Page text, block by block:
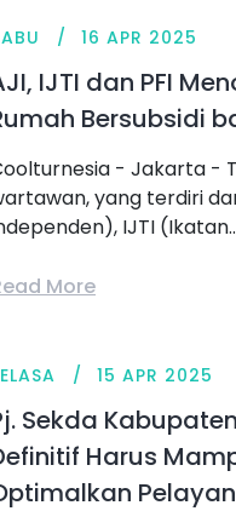
16 APR 2025
IJTI dan PFI
Bersubsidi
- Jakarta -
yang terdiri
IJTI
More
15 APR 2025
Sekda
Harus